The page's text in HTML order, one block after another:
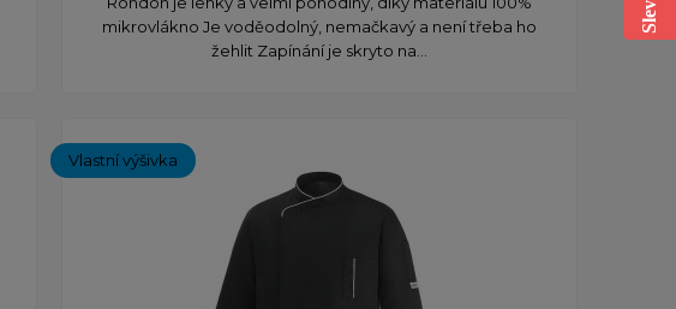
mikrovlákno Je voděodolný, nemačkavý a není třeba ho
žehlit Zapínání je skryto na...
Vlastní výšivka